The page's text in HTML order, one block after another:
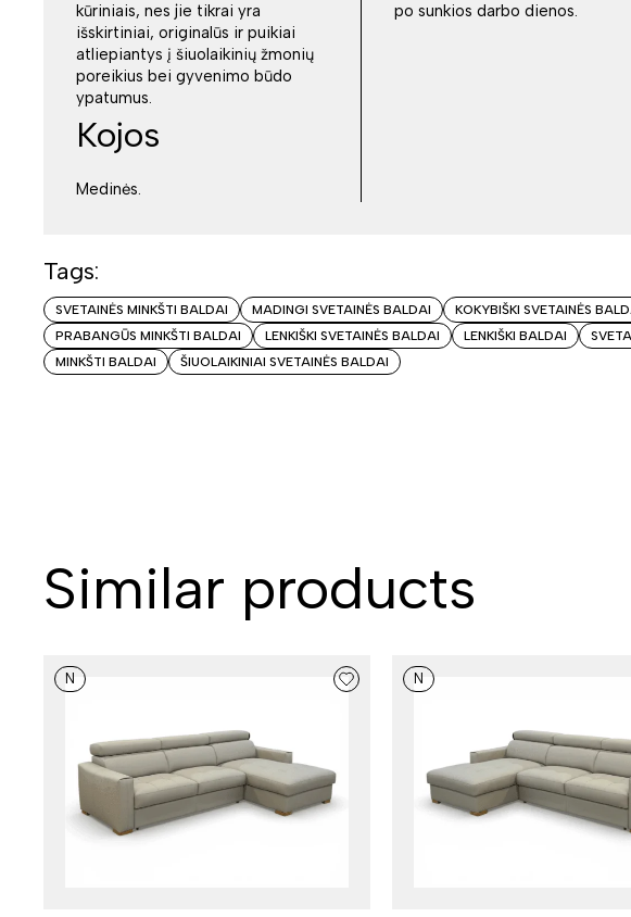
kūriniais, nes jie tikrai yra
išskirtiniai, originalūs ir puikiai
atliepiantys į šiuolaikinių žmonių
poreikius bei gyvenimo būdo
ypatumus.
po sunkios darbo dienos.
Kojos
Medinės.
Tags:
SVETAINĖS MINKŠTI BALDAI MADINGI SVETAINĖS BALDAI KOKYBIŠKI SVETAINĖS
PRABANGŪS MINKŠTI BALDAI
LENKIŠKI SVETAINĖS BALDAI LENKIŠKI BALDAI
MINKŠTI BALDAI
ŠIUOLAIKINIAI SVETAINĖS BALDAI
Similar products
N N